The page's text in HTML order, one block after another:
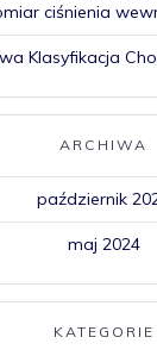
ciśnienia
Klasyfikacja
ARCHIWA
październik
maj 2024
KATEGORIE